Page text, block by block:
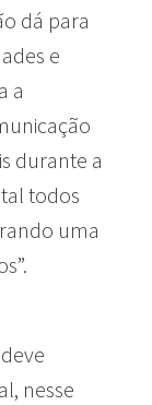
dá para
e
a
durante a
todos
uma
nesse